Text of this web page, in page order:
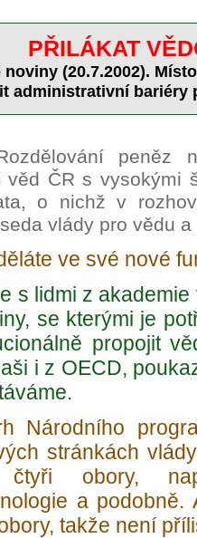
PŘILÁKAT
noviny (20.7.2002).
administrativní bariéry
peněz
věd ČR s vysokými
o nichž v
vlády pro vědu
ve své nové
s lidmi z
se kterými je
propojit
i z OECD,
Národního
stránkách
obory,
a
takže není